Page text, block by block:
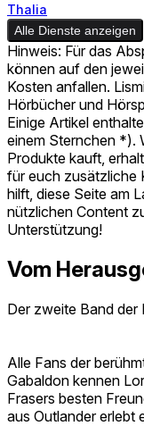
Thalia
Alle Dienste anzeigen
Hinweis: Für das
können auf den
Kosten anfallen.
Hörbücher und
Einige Artikel
einem Sternchen *).
Produkte kauft,
für euch zusätzliche
hilft, diese Seite am
nützlichen Content
Unterstützung!
Vom
Der zweite Band
Alle Fans der
Gabaldon kennen
Frasers besten
aus Outlander erlebt